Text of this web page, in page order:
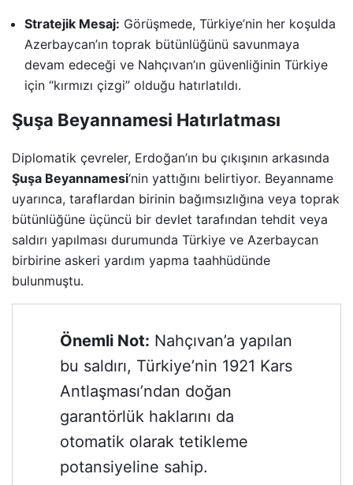
Stratejik Mesaj: Görüşmede, Türkiye’nin her koşulda
Azerbaycan’ın toprak bütünlüğünü savunmaya
devam edeceği ve Nahçıvan’ın güvenliğinin Türkiye
için “kırmızı çizgi” olduğu hatırlatıldı.
Şuşa Beyannamesi Hatırlatması
Diplomatik çevreler, Erdoğan’ın bu çıkışının arkasında
Şuşa Beyannamesi‘nin yattığını belirtiyor. Beyanname
uyarınca, taraflardan birinin bağımsızlığına veya toprak
bütünlüğüne üçüncü bir devlet tarafından tehdit veya
saldırı yapılması durumunda Türkiye ve Azerbaycan
birbirine askeri yardım yapma taahhüdünde
bulunmuştu.
Önemli Not: Nahçıvan’a yapılan
bu saldırı, Türkiye’nin 1921 Kars
Antlaşması’ndan doğan
garantörlük haklarını da
otomatik olarak tetikleme
potansiyeline sahip.